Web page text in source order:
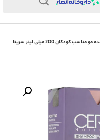
/ شامپو تقویت کننده مو مناسب کودکان 200 میلی لیتر سریتا